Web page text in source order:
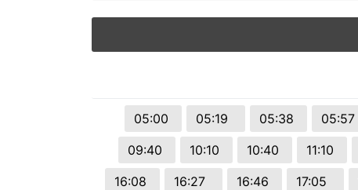
© 2026 Viva City Serviços Digitais Ltda. Todos os direitos reservados.
05:00 05:19 05:38 05:57
09:40
10:10 10:40 11:10
16:08
16:27 16:46 17:05